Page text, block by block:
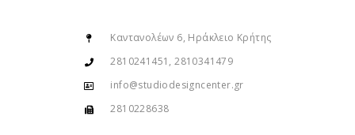
Καντανολέων 6, Ηράκλειο Κρήτης
2810241451, 2810341479
info@studiodesigncenter.gr
2810228638